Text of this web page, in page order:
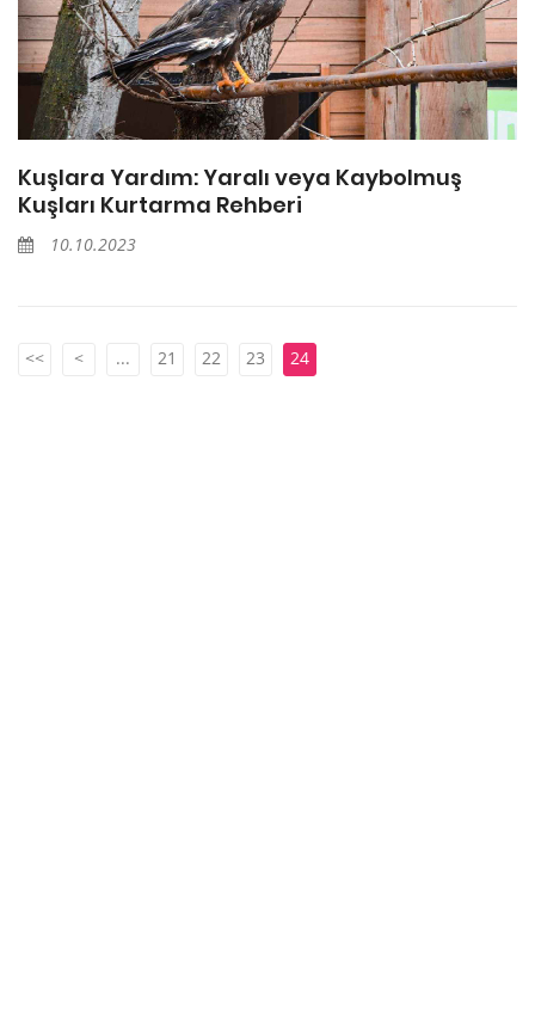
Kuşlara Yardım: Yaralı veya Kaybolmuş
Kuşları Kurtarma Rehberi
10.10.2023
<< < ... 21 22 23 24